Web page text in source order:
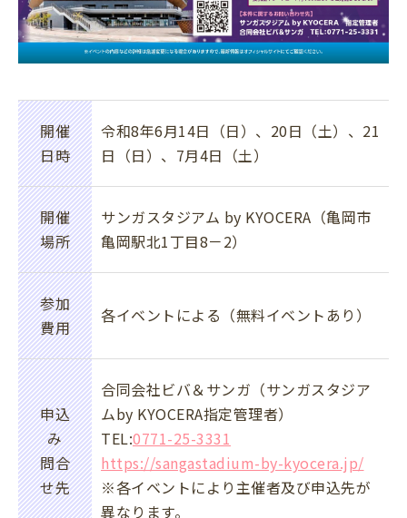
開催
日時
令和8年6月14日（日）、20日（土）、21
日（日）、7月4日（土）
開催
場所
サンガスタジアム by KYOCERA（亀岡市
亀岡駅北1丁目8－2）
参加
費用
各イベントによる（無料イベントあり）
申込
み
問合
せ先
合同会社ビバ＆サンガ（サンガスタジア
ムby KYOCERA指定管理者）
TEL:0771-25-3331
https://sangastadium-by-kyocera.jp/
※各イベントにより主催者及び申込先が
異なります。